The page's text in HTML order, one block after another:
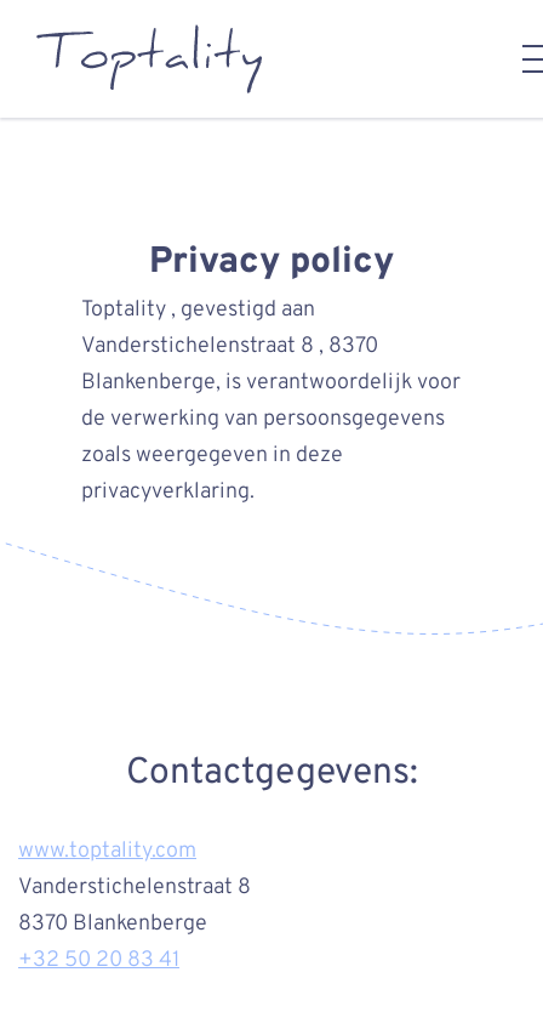
Privacy policy
Toptality , gevestigd aan
Vanderstichelenstraat 8 , 8370
Blankenberge, is verantwoordelijk voor
de verwerking van persoonsgegevens
zoals weergegeven in deze
privacyverklaring.
Contactgegevens:
www.toptality.com
Vanderstichelenstraat 8
8370 Blankenberge
+32 50 20 83 41